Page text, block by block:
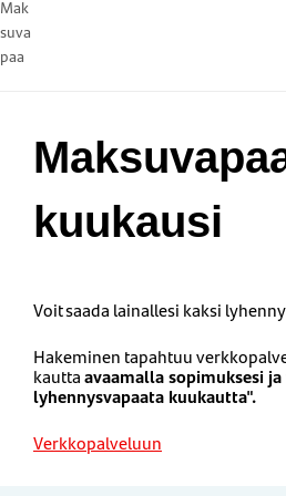
Mak
suva
paa
kuukausi
Voitsaada lainallesi kaksi
Hakeminen tapahtuu
kauttaavaamalla sopimuksesi
lyhennysvapaata kuukautta".
Verkkopalveluun